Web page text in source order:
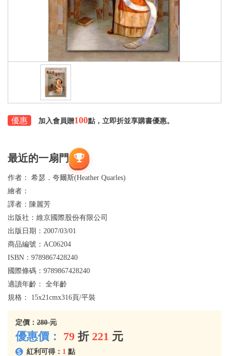
優惠 加入會員贈100點，立即折並享購書優惠。
最近的一扇門
作者： 希瑟．夸爾斯(Heather Quarles)
繪者：
譯者： 陳麗芳
出版社： 維京國際股份有限公司
出版日期： 2007/03/01
商品編號： AC06204
ISBN： 9789867428240
國際條碼： 9789867428240
適讀年齡： 全年齡
規格： 15x21cmx316頁/平裝
定價： 280 元
優惠價： 79 折 221 元
紅利可得： 1 點